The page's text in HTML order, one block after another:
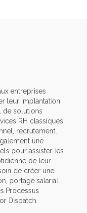
entreprises
leur implantation
de solutions
RH classiques
recrutement,
une
pour assister les
de leur
de créer une
portage salarial,
Processus
Dispatch.